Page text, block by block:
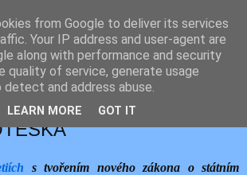
ZDENĚK
VÝVOJ ZÁKONA I :
s tvořením nového zákona o státním
from Google to deliver its services
Your IP address and user-agent are
along with performance and security
quality of service, generate usage
and address abuse.
LEARN MORE GOT IT